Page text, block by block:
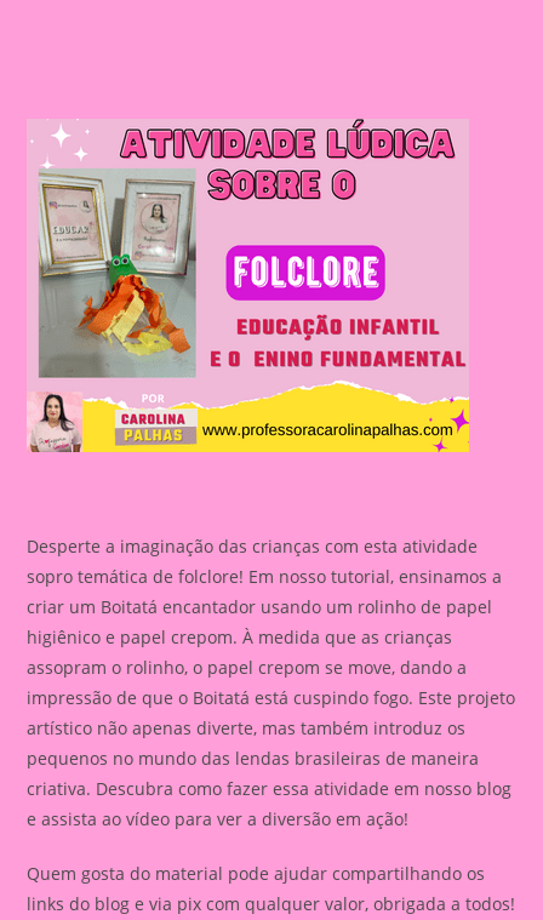
Desperte a imaginação das crianças com esta atividade
sopro temática de folclore! Em nosso tutorial, ensinamos a
criar um Boitatá encantador usando um rolinho de papel
higiênico e papel crepom. À medida que as crianças
assopram o rolinho, o papel crepom se move, dando a
impressão de que o Boitatá está cuspindo fogo. Este projeto
artístico não apenas diverte, mas também introduz os
pequenos no mundo das lendas brasileiras de maneira
criativa. Descubra como fazer essa atividade em nosso blog
e assista ao vídeo para ver a diversão em ação!
Quem gosta do material pode ajudar compartilhando os
links do blog e via pix com qualquer valor, obrigada a todos!